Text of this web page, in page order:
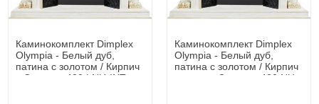
Каминокомплект Dimplex
Olympia - Белый дуб,
патина с золотом / Кирпич
с Cassette 400 LNH-INT
Каминокомплект Dimplex
Olympia - Белый дуб,
патина с золотом / Кирпич
с очагом Cassette 400 NH